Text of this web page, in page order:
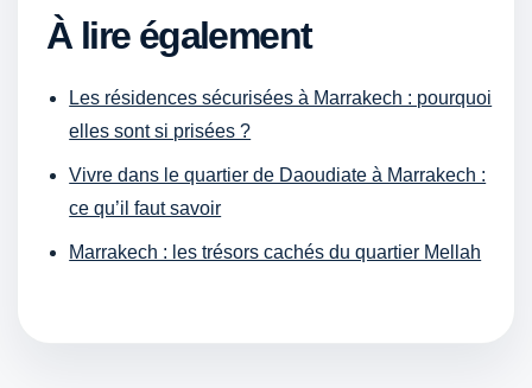
À lire également
Les résidences sécurisées à Marrakech : pourquoi
elles sont si prisées ?
Vivre dans le quartier de Daoudiate à Marrakech :
ce qu’il faut savoir
Marrakech : les trésors cachés du quartier Mellah